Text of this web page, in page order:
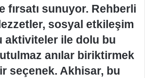
fırsatı sunuyor. Rehberli
sosyal etkileşim
aktiviteler ile dolu bu
anılar biriktirmek
seçenek. Akhisar, bu